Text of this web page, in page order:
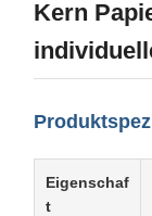
Kern
Eigenschaf
t